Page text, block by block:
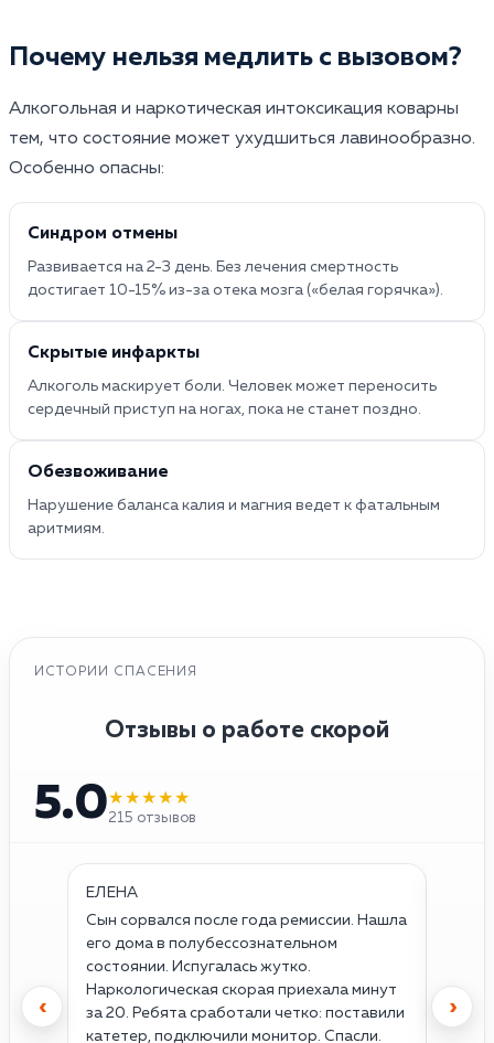
Почему нельзя медлить с вызовом?
Алкогольная и наркотическая интоксикация коварны
тем, что состояние может ухудшиться лавинообразно.
Особенно опасны:
Синдром отмены
Развивается на 2-3 день. Без лечения смертность
достигает 10-15% из-за отека мозга («белая горячка»).
Скрытые инфаркты
Алкоголь маскирует боли. Человек может переносить
сердечный приступ на ногах, пока не станет поздно.
Обезвоживание
Нарушение баланса калия и магния ведет к фатальным
аритмиям.
ИСТОРИИ СПАСЕНИЯ
Отзывы о работе скорой
5.0★★★★★
215 отзывов
‹ ›
ЕЛЕНА
Сын сорвался после года ремиссии. Нашла
его дома в полубессознательном
состоянии. Испугалась жутко.
Наркологическая скорая приехала минут
за 20. Ребята сработали четко: поставили
катетер, подключили монитор. Спасли.